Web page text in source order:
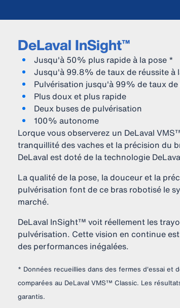
DeLaval InSight™
Jusqu'à 50% plus rapide à la pose *
Jusqu'à 99.8% de taux de réussite à
Pulvérisation jusqu'à 99% de taux
Plus doux et plus rapide
Deux buses de pulvérisation
100% autonome
Lorque vous observerez un DeLaval
tranquillité des vaches et la précision du
DeLaval est doté de la technologie
La qualité de la pose, la douceur et la
pulvérisation font de ce bras robotisé le
marché.
DeLaval InSight™ voit réellement les
pulvérisation. Cette vision en continue
des performances inégalées.
* Données recueillies dans des fermes d'essai et
comparées au DeLaval VMS™ Classic. Les
garantis.